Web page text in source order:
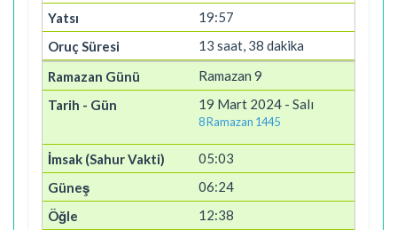
19:57
13 saat, 38 dakika
Ramazan 9
19 Mart 2024 - Salı
8 Ramazan 1445
05:03
06:24
12:38